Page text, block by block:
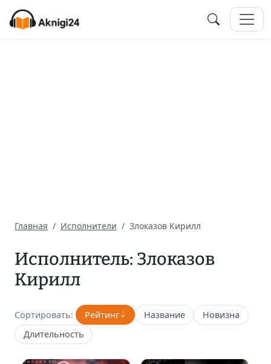
Главная Исполнители Злоказов Кирилл
Исполнитель: Злоказов
Кирилл
Сортировать: Рейтинг Название
Новизна
Длительность